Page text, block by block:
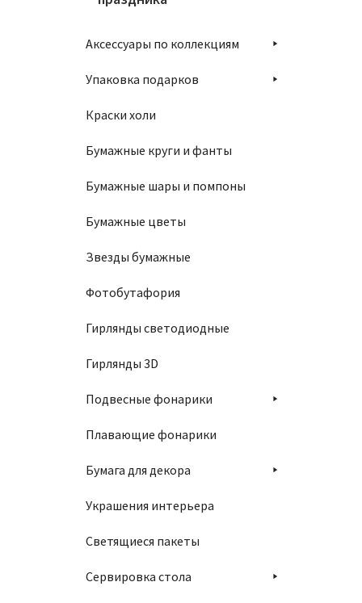
Аксессуары по коллекциям
Упаковка подарков
Краски холи
Бумажные круги и фанты
Бумажные шары и помпоны
Бумажные цветы
Звезды бумажные
Фотобутафория
Гирлянды светодиодные
Гирлянды 3D
Подвесные фонарики
Плавающие фонарики
Бумага для декора
Украшения интерьера
Светящиеся пакеты
Сервировка стола